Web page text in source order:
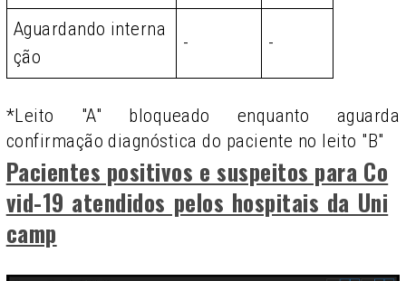
Aguardando interna
ção
- -
*Leito "A" bloqueado enquanto aguarda
confirmação diagnóstica do paciente no leito "B"
Pacientes positivos e suspeitos para Co
vid-19 atendidos pelos hospitais da Uni
camp